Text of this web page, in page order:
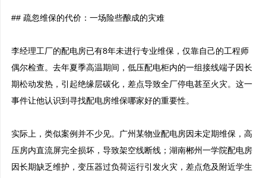
## 疏忽维保的代价：一场险些酿成的灾难
李经理工厂的配电房已有8年未进行专业维保，仅靠自己的工程师
偶尔检查。去年夏季高温期间，低压配电柜内的一组接线端子因长
期松动发热，引起绝缘层碳化，差点导致全厂停电甚至火灾。这一
事件让他认识到寻找配电房维保哪家好的重要性。
实际上，类似案例并不少见。广州某物业配电房因未定期维保，高
压房内直流屏完全损坏，导致架空线断线；湖南郴州一学院配电房
因长期缺乏维护，变压器过负荷运行引发火灾，差点危及附近学生